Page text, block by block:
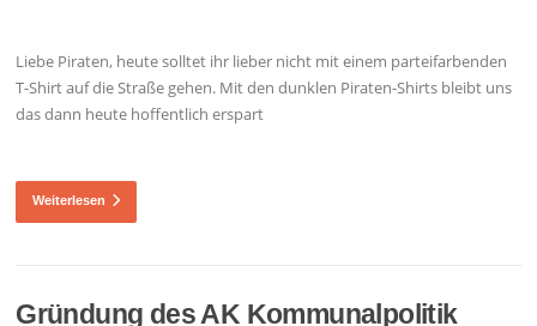
Liebe Piraten, heute solltet ihr lieber nicht mit einem parteifarbenden
T-Shirt auf die Straße gehen. Mit den dunklen Piraten-Shirts bleibt uns
das dann heute hoffentlich erspart
Weiterlesen
Gründung des AK Kommunalpolitik